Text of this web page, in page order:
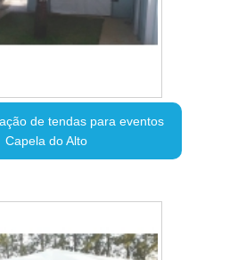
de tendas para eventos
Capela do Alto